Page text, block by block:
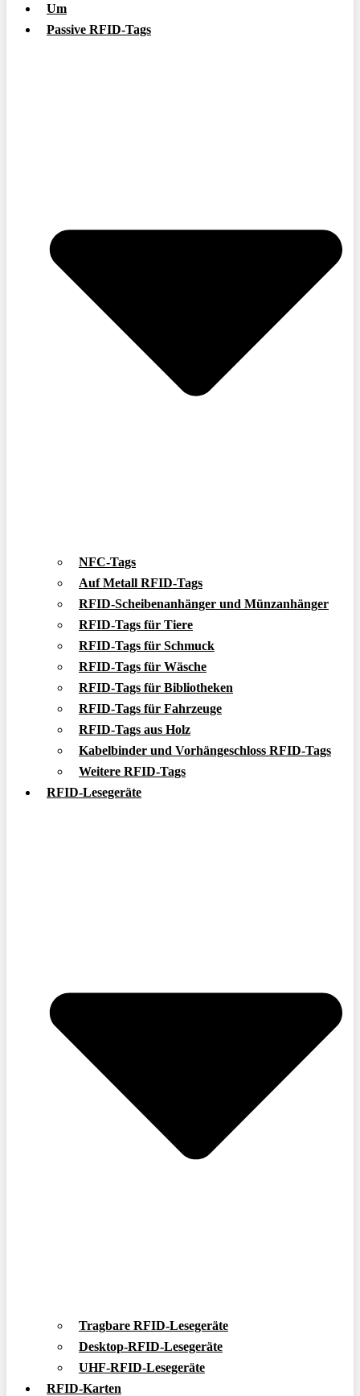
Um
Passive RFID-Tags
NFC-Tags
Auf Metall RFID-Tags
RFID-Scheibenanhänger und Münzanhänger
RFID-Tags für Tiere
RFID-Tags für Schmuck
RFID-Tags für Wäsche
RFID-Tags für Bibliotheken
RFID-Tags für Fahrzeuge
RFID-Tags aus Holz
Kabelbinder und Vorhängeschloss RFID-Tags
Weitere RFID-Tags
RFID-Lesegeräte
Tragbare RFID-Lesegeräte
Desktop-RFID-Lesegeräte
UHF-RFID-Lesegeräte
RFID-Karten